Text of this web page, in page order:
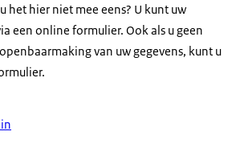
het hier niet mee eens? U kunt uw
een online formulier. Ook als u geen
van uw gegevens, kunt u